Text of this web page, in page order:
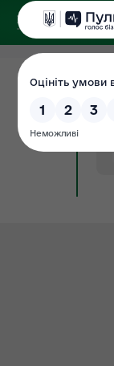
24.07.2024
Документ